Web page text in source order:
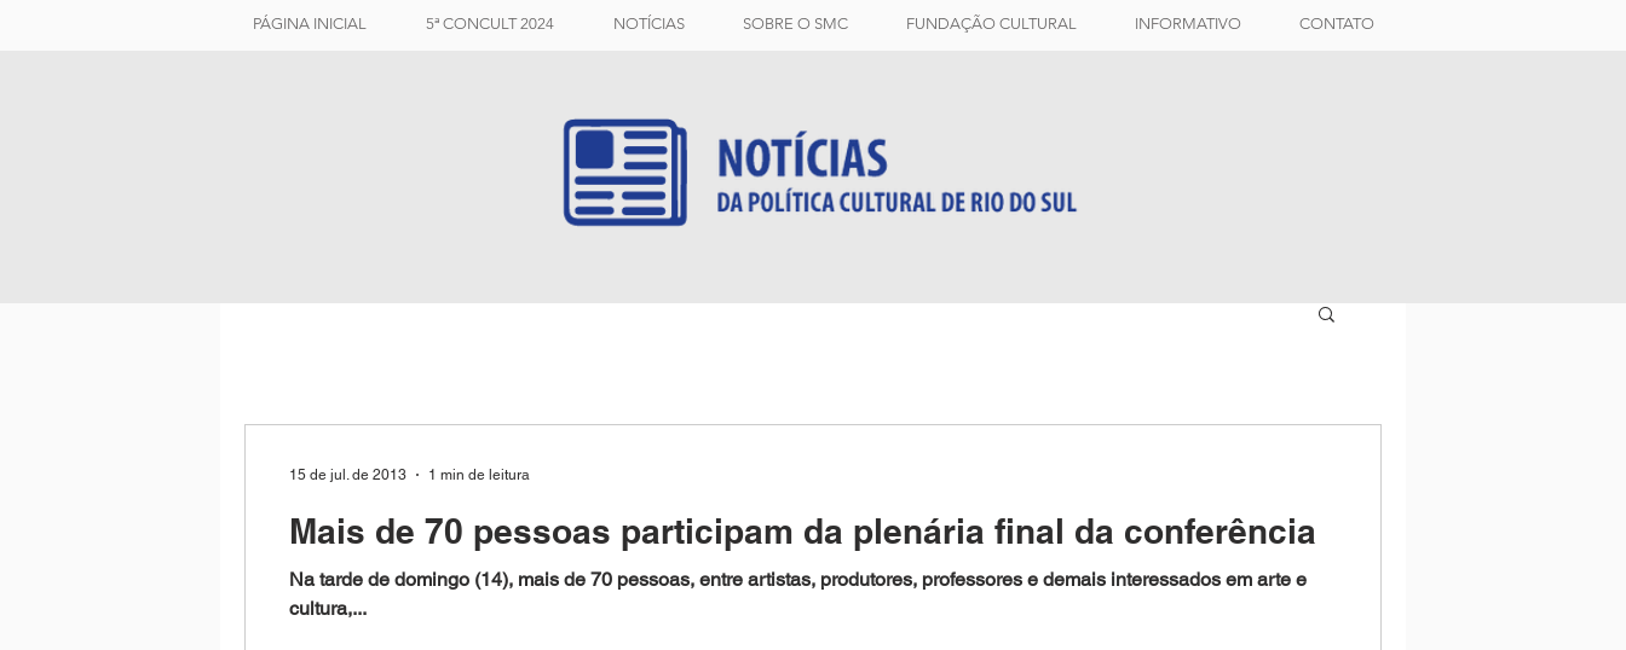
PÁGINA INICIAL 5ª CONCULT 2024 NOTÍCIAS SOBRE O SMC FUNDAÇÃO CULTURAL INFORMATIVO CONTATO
Mais de 70 pessoas participam da plenária final da conferência
Na tarde de domingo (14), mais de 70 pessoas, entre artistas, produtores, professores e demais interessados em arte e
cultura,...
15 de jul. de 2013 1 min de leitura